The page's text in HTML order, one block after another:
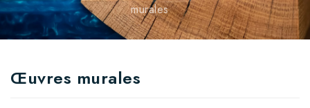
murales
Œuvres murales